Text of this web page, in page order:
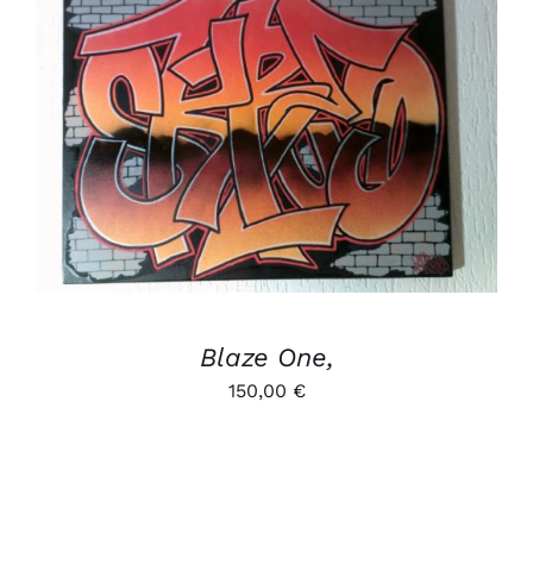
600,00 €.500,00 €.
AJOUTER AU PANIER
/
DÉTAILS
Blaze One,
150,00 €